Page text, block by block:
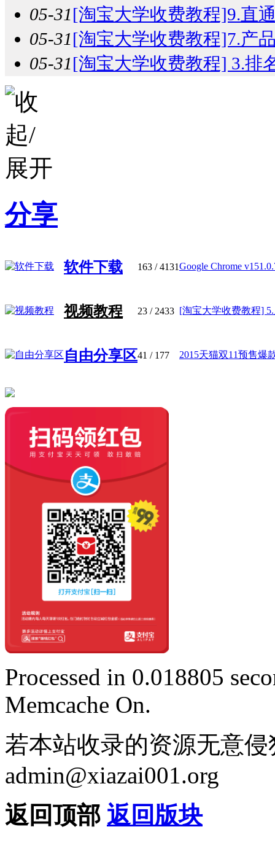
05-31[淘宝大学收费教程]9.直
05-31[淘宝大学收费教程]7.产
05-31[淘宝大学收费教程] 3.排
分享
软件下载 163 / 4131Google Chrome
视频教程 23 / 2433 [淘宝大学收费教程]
自由分享区41 / 177 2015天猫双11预售爆
Processed in 0.018805
Memcache On.
若本站收录的资源无意
admin@xiazai001.org
返回顶部 返回版块